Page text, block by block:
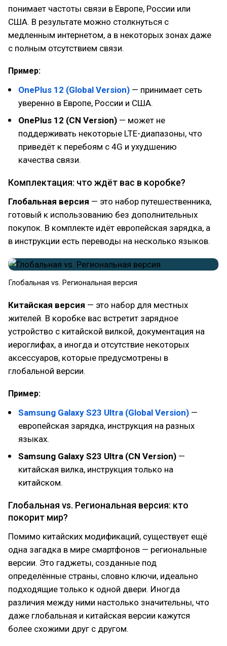
понимает частоты связи в Европе, России или
США. В результате можно столкнуться с
медленным интернетом, а в некоторых зонах даже
с полным отсутствием связи.
Пример:
OnePlus 12 (Global Version) — принимает сеть
уверенно в Европе, России и США.
OnePlus 12 (CN Version) — может не
поддерживать некоторые LTE-диапазоны, что
приведёт к перебоям с 4G и ухудшению
качества связи.
Комплектация: что ждёт вас в коробке?
Глобальная версия — это набор путешественника,
готовый к использованию без дополнительных
покупок. В комплекте идёт европейская зарядка, а
в инструкции есть переводы на несколько языков.
Глобальная vs. Региональная версия
Китайская версия — это набор для местных
жителей. В коробке вас встретит зарядное
устройство с китайской вилкой, документация на
иероглифах, а иногда и отсутствие некоторых
аксессуаров, которые предусмотрены в
глобальной версии.
Пример:
Samsung Galaxy S23 Ultra (Global Version) —
европейская зарядка, инструкция на разных
языках.
Samsung Galaxy S23 Ultra (CN Version) —
китайская вилка, инструкция только на
китайском.
Глобальная vs. Региональная версия: кто
покорит мир?
Помимо китайских модификаций, существует ещё
одна загадка в мире смартфонов — региональные
версии. Это гаджеты, созданные под
определённые страны, словно ключи, идеально
подходящие только к одной двери. Иногда
различия между ними настолько значительны, что
даже глобальная и китайская версии кажутся
более схожими друг с другом.